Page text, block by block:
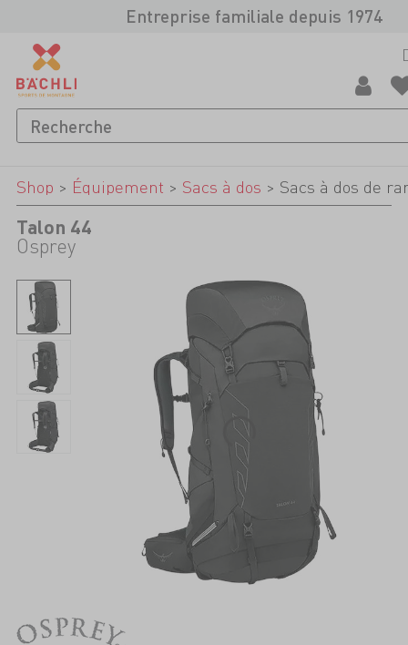
Entreprise familiale depuis 1974
Shop > Équipement > Sacs à dos > Sacs à dos de
Talon 44
Osprey